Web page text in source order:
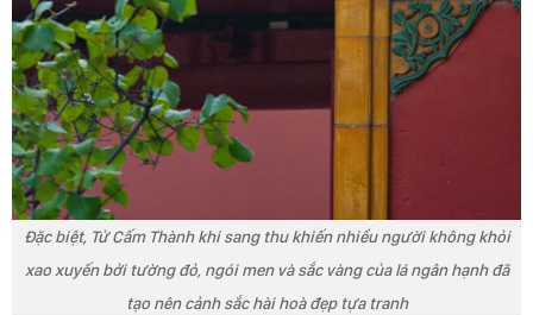
Đặc biệt, Tử Cấm Thành khi sang thu khiến nhiều người không khỏi
xao xuyến bởi tường đỏ, ngói men và sắc vàng của lá ngân hạnh đã
tạo nên cảnh sắc hài hoà đẹp tựa tranh